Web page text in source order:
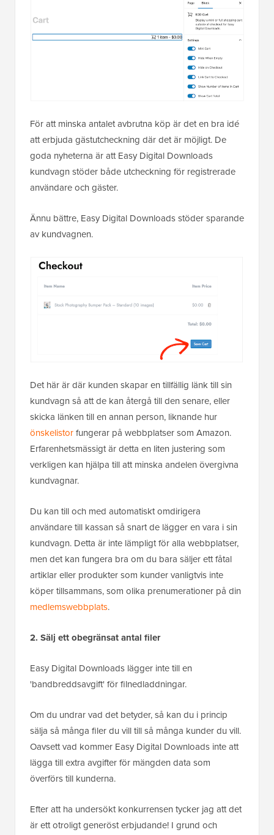
För att minska antalet avbrutna köp är det en bra idé
att erbjuda gästutcheckning där det är möjligt. De
goda nyheterna är att Easy Digital Downloads
kundvagn stöder både utcheckning för registrerade
användare och gäster.
Ännu bättre, Easy Digital Downloads stöder sparande
av kundvagnen.
Det här är där kunden skapar en tillfällig länk till sin
kundvagn så att de kan återgå till den senare, eller
skicka länken till en annan person, liknande hur
önskelistorfungerar på webbplatser som Amazon.
Erfarenhetsmässigt är detta en liten justering som
verkligen kan hjälpa till att minska andelen övergivna
kundvagnar.
Du kan till och med automatiskt omdirigera
användare till kassan så snart de lägger en vara i sin
kundvagn. Detta är inte lämpligt för alla webbplatser,
men det kan fungera bra om du bara säljer ett fåtal
artiklar eller produkter som kunder vanligtvis inte
köper tillsammans, som olika prenumerationer på din
medlemswebbplats.
2. Sälj ett obegränsat antal filer
Easy Digital Downloads lägger inte till en
'bandbreddsavgift' för filnedladdningar.
Om du undrar vad det betyder, så kan du i princip
sälja så många filer du vill till så många kunder du vill.
Oavsett vad kommer Easy Digital Downloads inte att
lägga till extra avgifter för mängden data som
överförs till kunderna.
Efter att ha undersökt konkurrensen tycker jag att det
är ett otroligt generöst erbjudande! I grund och